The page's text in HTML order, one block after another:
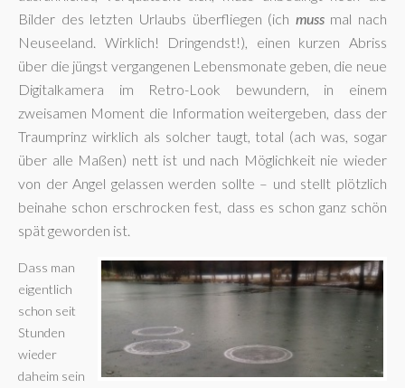
Bilder des letzten Urlaubs überfliegen (ich mussmal nach
Neuseeland. Wirklich! Dringendst!), einen kurzen Abriss
über die jüngst vergangenen Lebensmonate geben, die neue
Digitalkamera im Retro-Look bewundern, in einem
zweisamen Moment die Information weitergeben, dass der
Traumprinz wirklich als solcher taugt, total (ach was, sogar
über alle Maßen) nett ist und nach Möglichkeit nie wieder
von der Angel gelassen werden sollte – und stellt plötzlich
beinahe schon erschrocken fest, dass es schon ganz schön
spät geworden ist.
Dass man
eigentlich
schon seit
Stunden
wieder
daheim sein